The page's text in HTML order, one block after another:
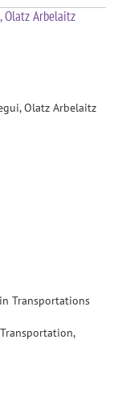
Olatz Arbelaitz
Olatz Arbelaitz
Transportations
Transportation,